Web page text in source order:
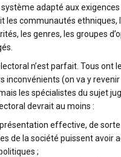
système adapté aux exigences
les communautés ethniques,
les genres, les groupes
n’est parfait. Tous ont
inconvénients (on va y revenir
les spécialistes du sujet
devrait au moins :
effective, de sorte
de la société puissent avoir
;